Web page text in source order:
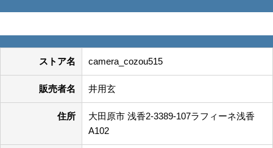
ストア名 camera_cozou515
販売者名 井用玄
住所
大田原市 浅香2-3389-107ラフィーネ浅香
A102